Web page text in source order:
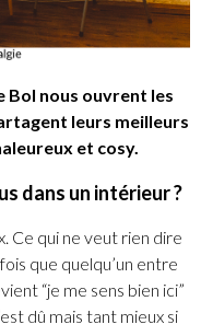
Bol nous ouvrent les
leurs meilleurs
et cosy.
dans un intérieur ?
Ce qui ne veut rien dire
que quelqu’un entre
“je me sens bien ici”
dû mais tant mieux si